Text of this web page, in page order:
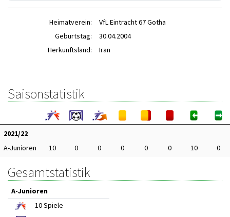
Heimatverein:
VfL Eintracht 67 Gotha
Geburtstag:
30.04.2004
Herkunftsland:
Iran
Saisonstatistik
2021/22
A-Junioren
10 0 0 0 0 0 10 0
Gesamtstatistik
A-Junioren
10Spiele